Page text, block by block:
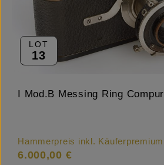
LOT
13
I Mod.B Messing Ring Compur
Hammerpreis inkl. Käuferpremium
6.000,00 €